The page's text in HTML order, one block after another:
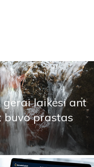
gerai laikėsi ant
buvo prastas